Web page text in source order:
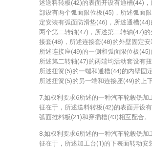
述送料转板(42)的表面开设有通槽(44)
部设有两个弧面限位板(45)，所述弧面
定安装有弧面防滑垫(46)，所述通槽
两个第二转轴(47)，所述第二转轴(47)
接套(48)，所述连接套(48)的外壁固定安
所述连接座(49)的一侧和弧面限位板(45)
所述第二转轴(47)的两端均活动套设有
所述扭簧(5)的一端和通槽(44)的内壁固
所述扭簧(5)的另一端和连接座(49)的上
7.如权利要求6所述的一种汽车轮毂铣加
征在于，所述送料转板(42)的表面开设
弧面推料板(21)和穿插槽(43)相互配合。
8.如权利要求6所述的一种汽车轮毂铣加
征在于，所述加工台(1)的下表面转动安